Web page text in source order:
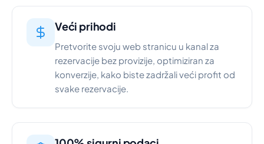
Veći prihodi
Pretvorite svoju web stranicu u kanal za
rezervacije bez provizije, optimiziran za
konverzije, kako biste zadržali veći profit od
svake rezervacije.